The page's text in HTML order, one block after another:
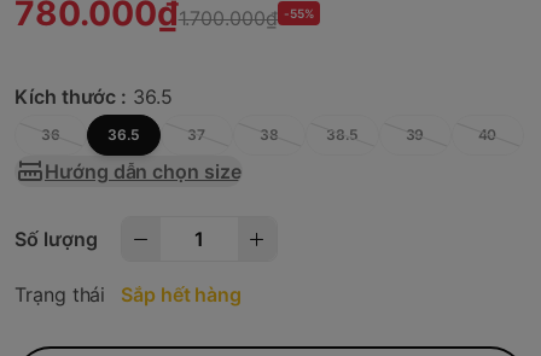
780.000₫1.700.000₫ -55%
Kích thước : 36.5
36 36.5 37 38 38.5 39 40
Hướng dẫn chọn size
Số lượng
Trạng thái Sắp hết hàng